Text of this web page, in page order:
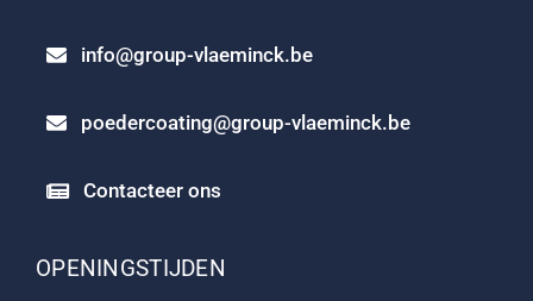
info@group-vlaeminck.be
poedercoating@group-vlaeminck.be
Contacteer ons
OPENINGSTIJDEN